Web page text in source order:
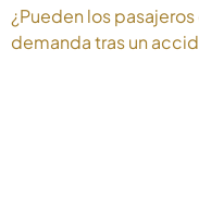
¿Pueden los
demanda tras un